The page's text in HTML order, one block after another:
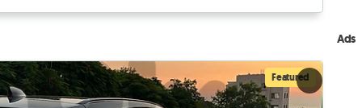
Ads
Featured